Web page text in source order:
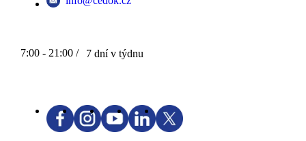
7:00 - 21:00 / 7 dní v týdnu